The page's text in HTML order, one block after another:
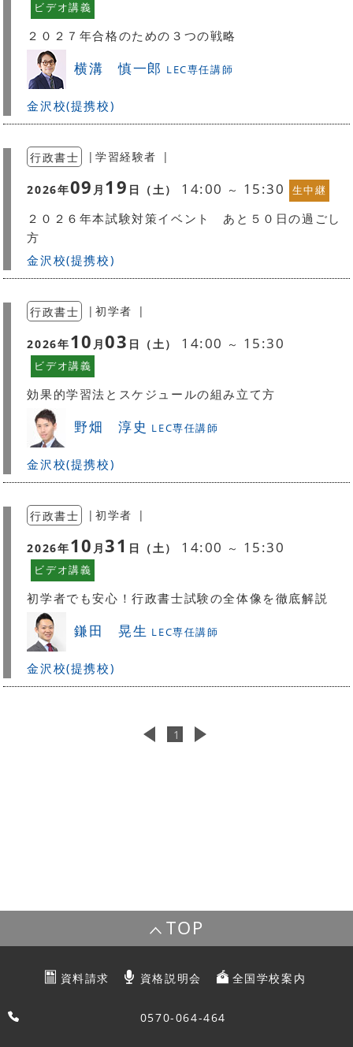
ビデオ講義
２０２７年合格のための３つの戦略
横溝 慎一郎 LEC専任講師
金沢校(提携校)
行政書士 |学習経験者 |
2026年09 月 19 日（土） 14:00 ～ 15:30 生中継
２０２６年本試験対策イベント あと５０日の過ごし
方
金沢校(提携校)
行政書士 |初学者 |
2026年10 月03 日（土） 14:00 ～ 15:30
ビデオ講義
効果的学習法とスケジュールの組み立て方
野畑 淳史 LEC専任講師
金沢校(提携校)
行政書士 |初学者 |
2026年10 月31 日（土） 14:00 ～ 15:30
ビデオ講義
初学者でも安心！行政書士試験の全体像を徹底解説
鎌田 晃生 LEC専任講師
金沢校(提携校)
1
TOP
資料請求 資格説明会 全国学校案内
0570-064-464